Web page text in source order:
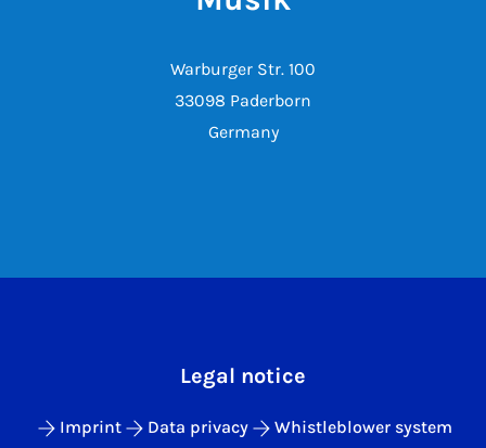
Warburger Str. 100
33098 Paderborn
Germany
Legal notice
Imprint Data privacy Whistleblower system